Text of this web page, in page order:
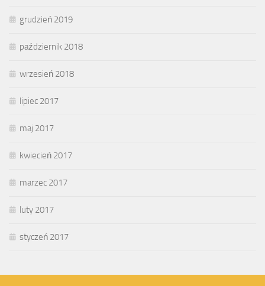
grudzień 2019
październik 2018
wrzesień 2018
lipiec 2017
maj 2017
kwiecień 2017
marzec 2017
luty 2017
styczeń 2017